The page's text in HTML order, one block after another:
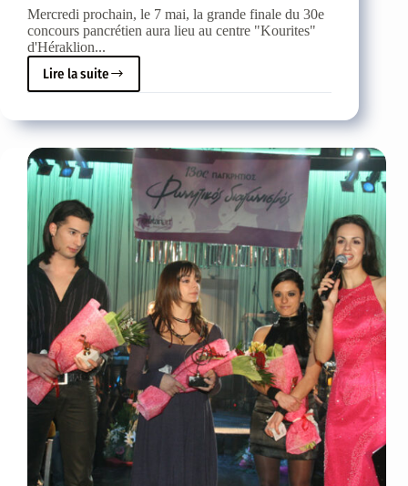
Mercredi prochain, le 7 mai, la grande finale du 30e
concours pancrétien aura lieu au centre "Kourites"
d'Héraklion...
Lire la suite
Le
mercredi
mai,
la
grande
finale
du
30e
concours
de
beauté
pancrétien
eu
lieu.